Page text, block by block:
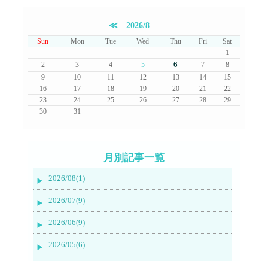
≪ 2026/8
Sun Mon Tue Wed Thu Fri
Sat
1
2
3 4 5 6 7
8
9
10 11 12 13 14
15
16
17 18 19 20 21
22
23
24 25 26 27 28
29
30
31
月別記事一覧
2026/08(1)
2026/07(9)
2026/06(9)
2026/05(6)